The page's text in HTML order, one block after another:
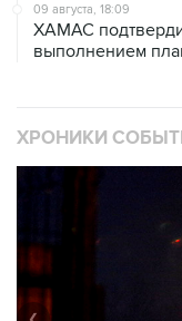
09 августа, 18:09
ХАМАС
выполнением
ХРОНИКИ